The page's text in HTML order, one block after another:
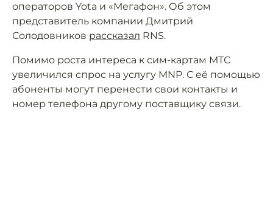
операторов Yota и «Мегафон». Об этом
представитель компании Дмитрий
Солодовников рассказал RNS.
Помимо роста интереса к сим-картам МТС
увеличился спрос на услугу MNP. С её помощью
абоненты могут перенести свои контакты и
номер телефона другому поставщику связи.